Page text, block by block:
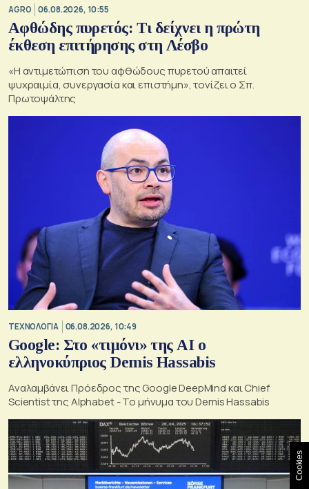
AGRO 06.08.2026, 10:55
Αφθώδης πυρετός: Τι δείχνει η πρώτη
έκθεση επιτήρησης στη Λέσβο
«Η αντιμετώπιση του αφθώδους πυρετού απαιτεί
ψυχραιμία, συνεργασία και επιστήμη», τονίζει ο Σπ.
Πρωτοψάλτης
ΤΕΧΝΟΛΟΓΙΑ 06.08.2026, 10:49
Google: Στο «τιμόνι» της AI ο
ελληνοκύπριος Demis Hassabis
Αναλαμβάνει Πρόεδρος της Google DeepMind και Chief
Scientist της Alphabet - Το μήνυμα του Demis Hassabis
Cookies